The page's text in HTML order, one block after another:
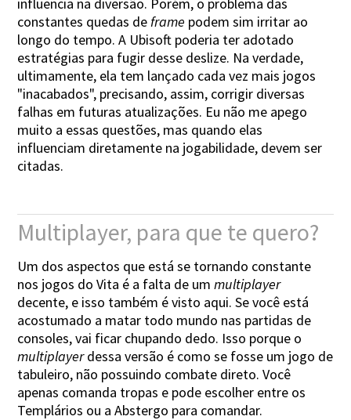
constantes quedas deframe podem sim irritar ao
longo do tempo. A Ubisoft poderia ter adotado
estratégias para fugir desse deslize. Na verdade,
ultimamente, ela tem lançado cada vez mais jogos
"inacabados", precisando, assim, corrigir diversas
falhas em futuras atualizações. Eu não me apego
muito a essas questões, mas quando elas
influenciam diretamente na jogabilidade, devem ser
citadas.
Multiplayer, para que te quero?
Um dos aspectos que está se tornando constante
nos jogos do Vita é a falta de ummultiplayer
decente, e isso também é visto aqui. Se você está
acostumado a matar todo mundo nas partidas de
consoles, vai ficar chupando dedo. Isso porque o
multiplayerdessa versão é como se fosse um jogo de
tabuleiro, não possuindo combate direto. Você
apenas comanda tropas e pode escolher entre os
Templários ou a Abstergo para comandar.